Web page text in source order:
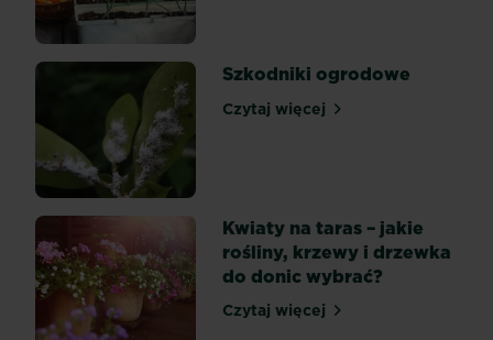
staje
coraz
popularna.
Drewniane
skrzynie
warzywami
doskonałe
rozwiązanie
dla
tych...
Szkodniki ogrodowe
Czytaj więcejSzkodniki ogrodowe
Kwiaty na taras – jakie
rośliny, krzewy i drzewka
do donic wybrać?
Czytaj więcejKwiaty na taras – jakie